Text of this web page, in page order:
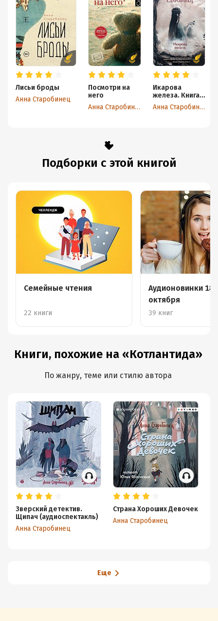
Лисьи броды
Анна Старобинец
Посмотри на
него
Анна Старобинец
Икарова
железа. Книга
метаморфоз
Анна Старобинец
Подборки с этой книгой
Семейные чтения
22 книги
Аудионовинки
октября
39 книг
Книги, похожие на «Котлантида»
По жанру, теме или стилю автора
Зверский детектив.
Щипач (аудиоспектакль)
Анна Старобинец
Страна Хороших Девочек
Анна Старобинец
Еще